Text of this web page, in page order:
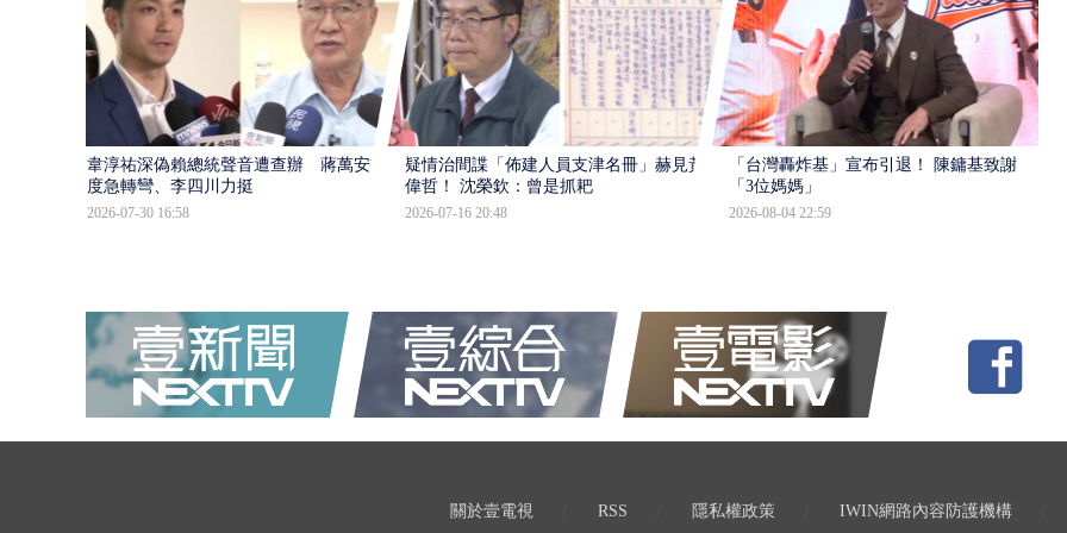
韋淳祐深偽賴總統聲音遭查辦 蔣萬安態
度急轉彎、李四川力挺
2026-07-30 16:58
疑情治間諜「佈建人員支津名冊」赫見黃
偉哲！ 沈榮欽：曾是抓耙
2026-07-16 20:48
「台灣轟炸基」宣布引退！ 陳鏞基致謝
「3位媽媽」
2026-08-04 22:59
關於壹電視 RSS 隱私權政策 IWIN網路內容防護機構